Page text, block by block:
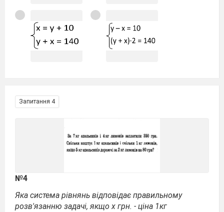
Запитання 4
№4
Яка система рівнянь відповідає правильному
розв'язанню задачі, якщо х грн. - ціна 1кг